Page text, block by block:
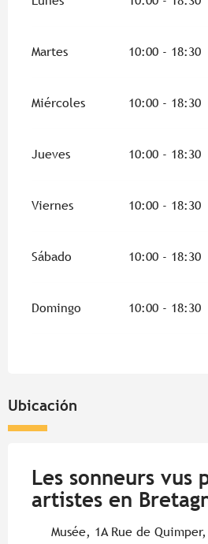
Martes 10:00 - 18:30
Miércoles 10:00 - 18:30
Jueves 10:00 - 18:30
Viernes 10:00 - 18:30
Sábado 10:00 - 18:30
Domingo 10:00 - 18:30
Ubicación
Les sonneurs vus
artistes en
Musée, 1A Rue de